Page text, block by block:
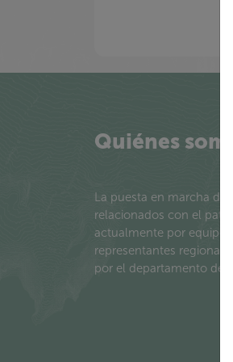
Quiénes
La puesta en marcha
relacionados con el
actualmente por
representantes
por el departamento de